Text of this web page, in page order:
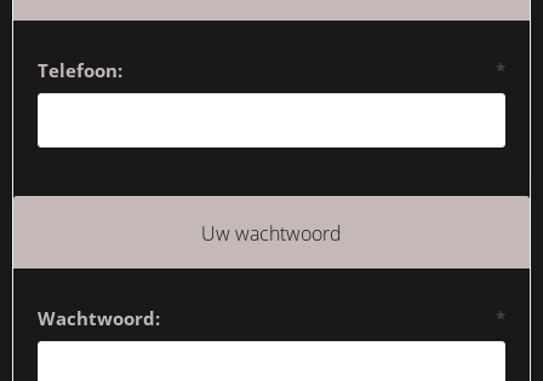
Telefoon: *
Uw wachtwoord
Wachtwoord: *